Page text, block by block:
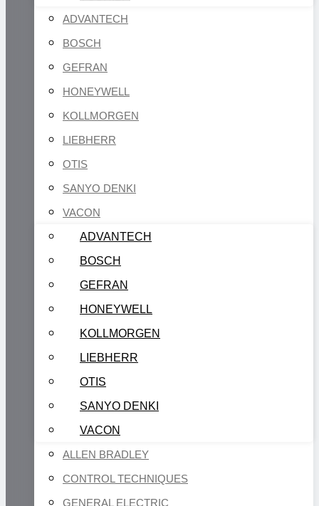
ADVANTECH
BOSCH
GEFRAN
HONEYWELL
KOLLMORGEN
LIEBHERR
OTIS
SANYO DENKI
VACON
ADVANTECH
BOSCH
GEFRAN
HONEYWELL
KOLLMORGEN
LIEBHERR
OTIS
SANYO DENKI
VACON
ALLEN BRADLEY
CONTROL TECHNIQUES
GENERAL ELECTRIC